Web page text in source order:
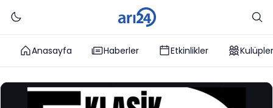
Anasayfa Haberler Etkinlikler Kulüpler